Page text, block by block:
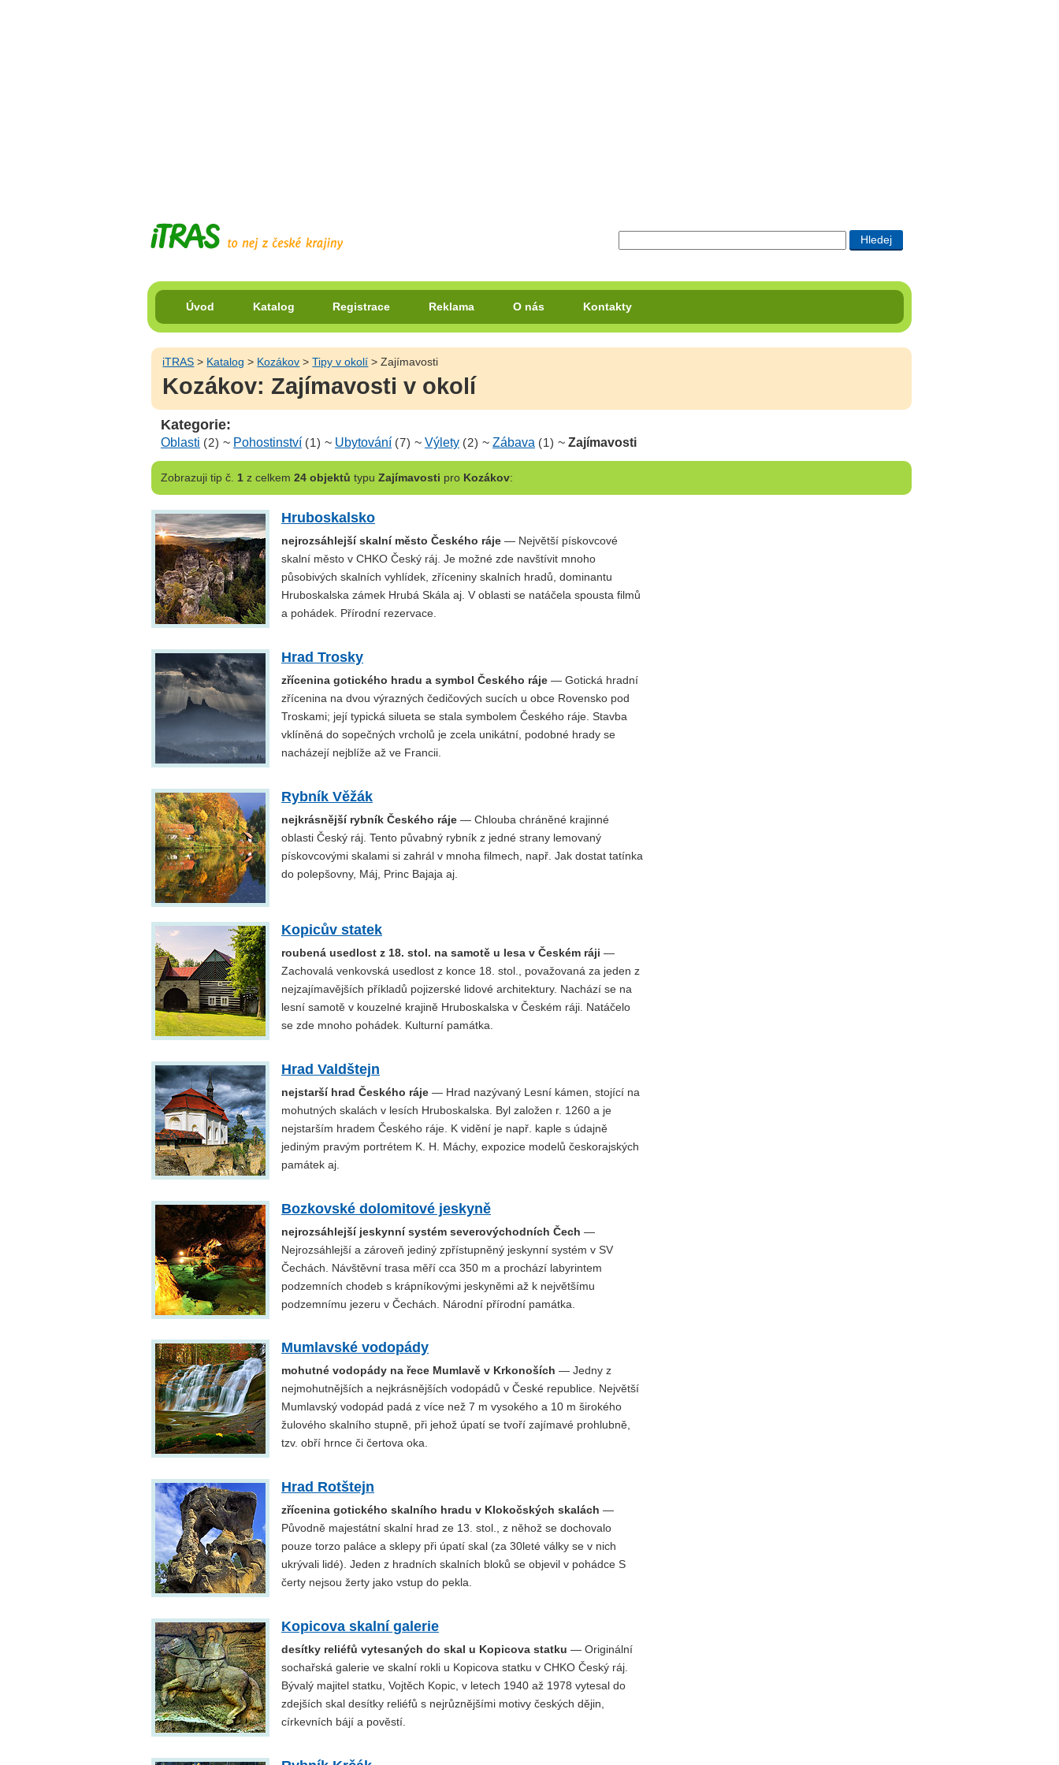
Úvod Katalog Registrace Reklama O nás Kontakty
iTRAS > Katalog > Kozákov >Tipy v okolí > Zajímavosti
Kozákov: Zajímavosti v okolí
Kategorie:
Oblasti (2) ~ Pohostinství (1) ~ Ubytování (7) ~ Výlety (2) ~ Zábava (1) ~ Zajímavosti
Zobrazujitip č. 1z celkem 24 objektů typu Zajímavosti pro Kozákov:
Hruboskalsko
nejrozsáhlejší skalní město Českého ráje — Největší pískovcové
skalní město v CHKO Český ráj. Je možné zde navštívit mnoho
působivých skalních vyhlídek, zříceniny skalních hradů, dominantu
Hruboskalska zámek Hrubá Skála aj. V oblasti se natáčela spousta filmů
a pohádek. Přírodní rezervace.
Hrad Trosky
zřícenina gotického hradu a symbol Českého ráje — Gotická hradní
zřícenina na dvou výrazných čedičových sucích u obce Rovensko pod
Troskami; její typická silueta se stala symbolem Českého ráje. Stavba
vklíněná do sopečných vrcholů je zcela unikátní, podobné hrady se
nacházejí nejblíže až ve Francii.
Rybník Věžák
nejkrásnější rybník Českého ráje — Chlouba chráněné krajinné
oblasti Český ráj. Tento půvabný rybník z jedné strany lemovaný
pískovcovými skalami si zahrál v mnoha filmech, např. Jak dostat tatínka
do polepšovny, Máj, Princ Bajaja aj.
Kopicův statek
roubená usedlost z 18. stol. na samotě u lesa v Českém ráji —
Zachovalá venkovská usedlost z konce 18. stol., považovaná za jeden z
nejzajímavějších příkladů pojizerské lidové architektury. Nachází se na
lesní samotě v kouzelné krajině Hruboskalska v Českém ráji. Natáčelo
se zde mnoho pohádek. Kulturní památka.
Hrad Valdštejn
nejstarší hrad Českého ráje — Hrad nazývaný Lesní kámen, stojící na
mohutných skalách v lesích Hruboskalska. Byl založen r. 1260 a je
nejstarším hradem Českého ráje. K vidění je např. kaple s údajně
jediným pravým portrétem K. H. Máchy, expozice modelů českorajských
památek aj.
Bozkovské dolomitové jeskyně
nejrozsáhlejší jeskynní systém severovýchodních Čech —
Nejrozsáhlejší a zároveň jediný zpřístupněný jeskynní systém v SV
Čechách. Návštěvní trasa měří cca 350 m a prochází labyrintem
podzemních chodeb s krápníkovými jeskyněmi až k největšímu
podzemnímu jezeru v Čechách. Národní přírodní památka.
Mumlavské vodopády
mohutné vodopády na řece Mumlavě v Krkonoších — Jedny z
nejmohutnějších a nejkrásnějších vodopádů v České republice. Největší
Mumlavský vodopád padá z více než 7 m vysokého a 10 m širokého
žulového skalního stupně, při jehož úpatí se tvoří zajímavé prohlubně,
tzv. obří hrnce či čertova oka.
Hrad Rotštejn
zřícenina gotického skalního hradu v Klokočských skalách —
Původně majestátní skalní hrad ze 13. stol., z něhož se dochovalo
pouze torzo paláce a sklepy při úpatí skal (za 30leté války se v nich
ukrývali lidé). Jeden z hradních skalních bloků se objevil v pohádce S
čerty nejsou žerty jako vstup do pekla.
Kopicova skalní galerie
desítky reliéfů vytesaných do skal u Kopicova statku — Originální
sochařská galerie ve skalní rokli u Kopicova statku v CHKO Český ráj.
Bývalý majitel statku, Vojtěch Kopic, v letech 1940 až 1978 vytesal do
zdejších skal desítky reliéfů s nejrůznějšími motivy českých dějin,
církevních bájí a pověstí.